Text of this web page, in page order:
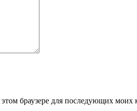
браузере для последующих моих